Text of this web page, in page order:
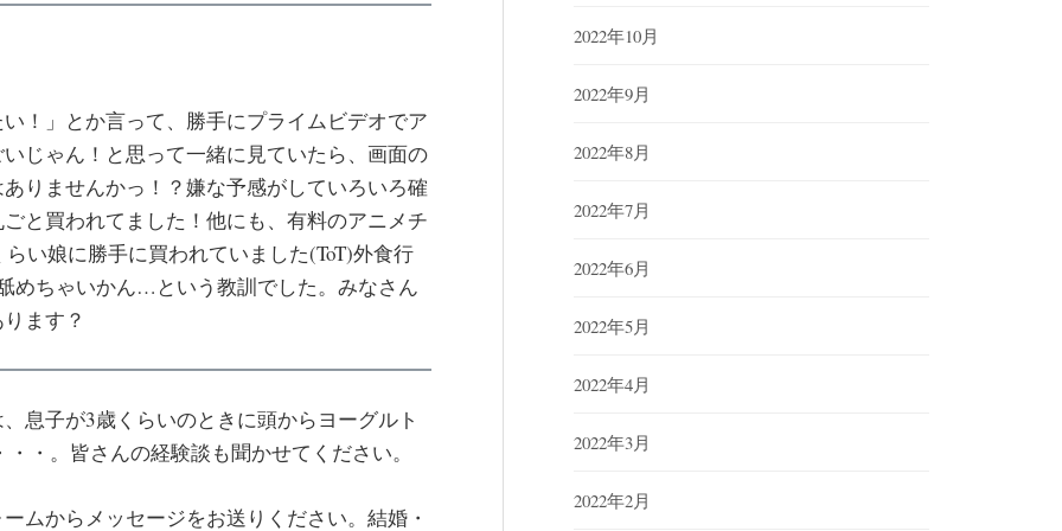
！」とか言って、勝手にプライムビデオでア
じゃん！と思って一緒に見ていたら、画面の
りませんかっ！？嫌な予感がしていろいろ確
と買われてました！他にも、有料のアニメチ
い娘に勝手に買われていました(ToT)外食行
めちゃいかん…という教訓でした。みなさん
ます？
息子が3歳くらいのときに頭からヨーグルト
・。皆さんの経験談も聞かせてください。
ムからメッセージをお送りください。結婚・
2022年10月
2022年9月
2022年8月
2022年7月
2022年6月
2022年5月
2022年4月
2022年3月
2022年2月